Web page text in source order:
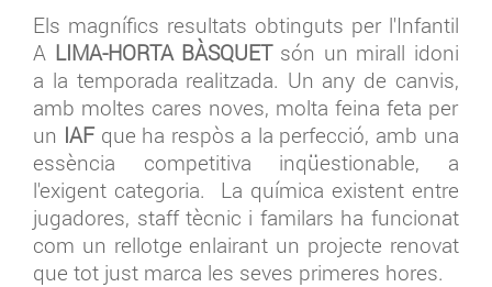
Els magnífics resultats obtinguts per l'Infantil
A LIMA-HORTA BÀSQUETsón un mirall idoni
a la temporada realitzada. Un any de canvis,
amb moltes cares noves, molta feina feta per
un IAFque ha respòs a la perfecció, amb una
essència competitiva inqüestionable, a
l'exigent categoria. La química existent entre
jugadores, staff tècnic i familars ha funcionat
com un rellotge enlairant un projecte renovat
que tot just marca les seves primeres hores.